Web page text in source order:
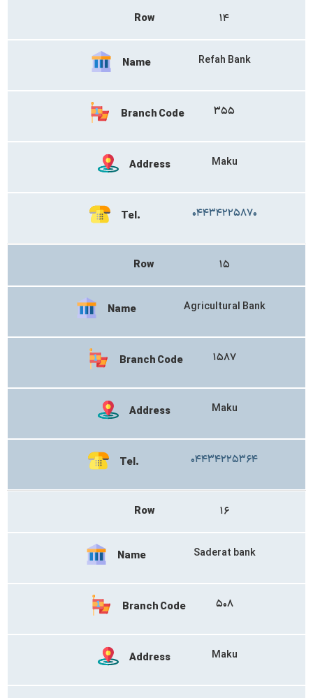
Row ۱۴
Name Refah Bank
Branch Code ۳۵۵
Address Maku
Tel. ۰۴۴۳۴۲۲۵۸۷۰
Row ۱۵
Name Agricultural Bank
Branch Code ۱۵۸۷
Address Maku
Tel. ۰۴۴۳۴۲۲۵۳۶۴
Row ۱۶
Name Saderat bank
Branch Code ۵۰۸
Address Maku